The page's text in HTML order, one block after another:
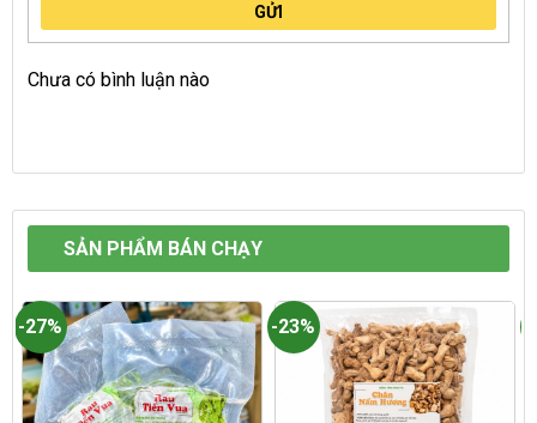
GỬI
Chưa có bình luận nào
SẢN PHẨM BÁN CHẠY
-27% -23%